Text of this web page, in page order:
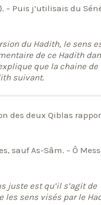
Puis j’utilisais du
du Hadith, le sens
de ce Hadith
que la chaine de
suivant.
sauf As-Sâm. – Ô
juste est qu’il s’agit de
les sens visés par le